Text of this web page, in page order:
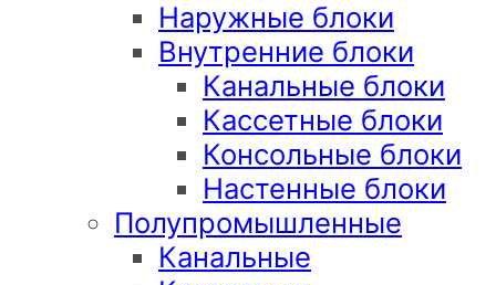
Наружные блоки
Внутренние блоки
Канальные блоки
Кассетные блоки
Консольные блоки
Настенные блоки
Полупромышленные
Канальные